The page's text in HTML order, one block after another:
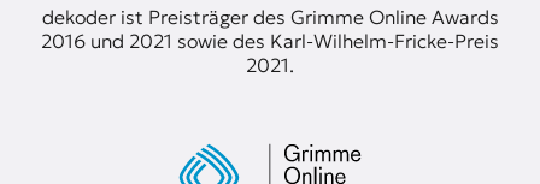
dekoder ist Preisträger des Grimme Online Awards
2016 und 2021 sowie des Karl-Wilhelm-Fricke-Preis
2021.